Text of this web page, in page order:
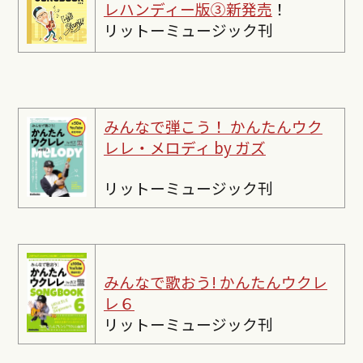
レハンディー版③新発売 ！
リットーミュージック刊
みんなで弾こう！ かんたんウク
レレ・メロディ by ガズ
リットーミュージック刊
みんなで歌おう! かんたんウクレ
レ６
リットーミュージック刊